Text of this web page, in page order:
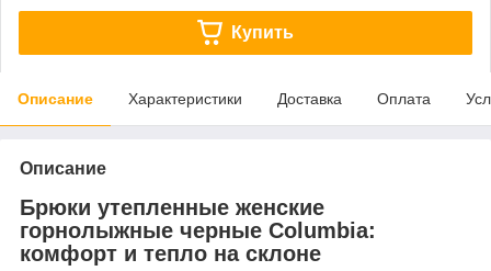
Купить
Описание Характеристики Доставка Оплата
Описание
Брюки утепленные женские
горнолыжные черные Columbia:
комфорт и тепло на склоне